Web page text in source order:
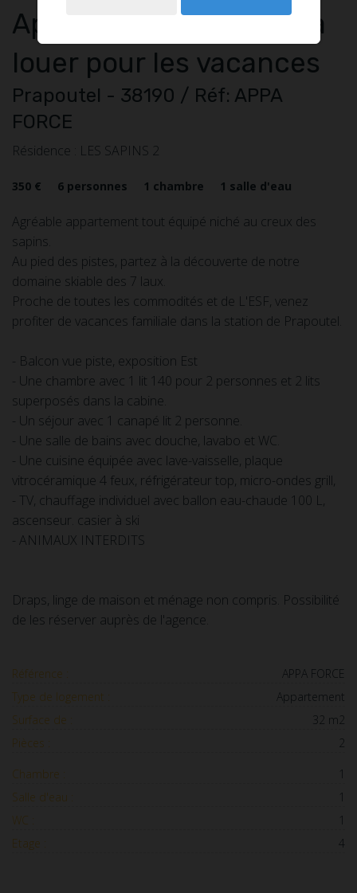
Appartement2 pièces
à
louer pour les vacances
Prapoutel - 38190 / Réf: APPA
FORCE
Résidence : LES SAPINS 2
350 € 6 personnes 1 chambre 1 salle d'eau
Agréable appartement tout équipé niché au creux des
sapins.
Au pied des pistes, partez à la découverte de notre
domaine skiable des 7 laux.
Proche de toutes les commodités et de L'ESF, venez
profiter de vacances familiale dans la station de Prapoutel.
- Balcon vue piste, exposition Est
- Une chambre avec 1 lit 140 pour 2 personnes et 2 lits
superposés dans la cabine.
- Un séjour avec 1 canapé lit 2 personne.
- Une salle de bains avec douche, lavabo et WC.
- Une cuisine équipée avec lave-vaisselle, plaque
vitrocéramique 4 feux, réfrigérateur top, micro-ondes grill,
- TV, chauffage individuel avec ballon eau-chaude 100 L,
ascenseur. casier à ski
- ANIMAUX INTERDITS
Draps, linge de maison et ménage non compris. Possibilité
de les réserver auprès de l'agence.
Référence :
APPA FORCE
Type de logement :
Appartement
Surface de :
32 m2
Pièces :
2
Chambre :
1
Salle d'eau :
1
WC :
1
Etage :
4